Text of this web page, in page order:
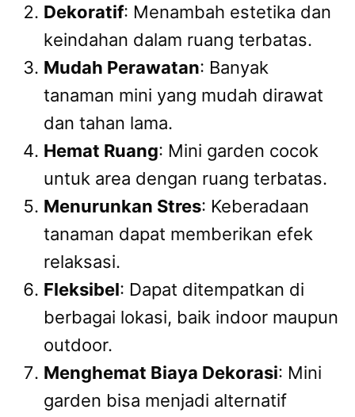
Dekoratif: Menambah estetika dan
keindahan dalam ruang terbatas.
Mudah Perawatan: Banyak
tanaman mini yang mudah dirawat
dan tahan lama.
Hemat Ruang: Mini garden cocok
untuk area dengan ruang terbatas.
Menurunkan Stres: Keberadaan
tanaman dapat memberikan efek
relaksasi.
Fleksibel: Dapat ditempatkan di
berbagai lokasi, baik indoor maupun
outdoor.
Menghemat Biaya Dekorasi: Mini
garden bisa menjadi alternatif